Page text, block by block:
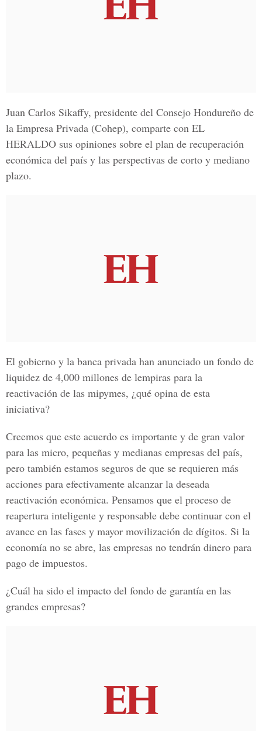
Juan Carlos Sikaffy, presidente del Consejo Hondureño de
la Empresa Privada (Cohep), comparte con EL
HERALDO sus opiniones sobre el plan de recuperación
económica del país y las perspectivas de corto y mediano
plazo.
El gobierno y la banca privada han anunciado un fondo de
liquidez de 4,000 millones de lempiras para la
reactivación de las mipymes, ¿qué opina de esta
iniciativa?
Creemos que este acuerdo es importante y de gran valor
para las micro, pequeñas y medianas empresas del país,
pero también estamos seguros de que se requieren más
acciones para efectivamente alcanzar la deseada
reactivación económica. Pensamos que el proceso de
reapertura inteligente y responsable debe continuar con el
avance en las fases y mayor movilización de dígitos. Si la
economía no se abre, las empresas no tendrán dinero para
pago de impuestos.
¿Cuál ha sido el impacto del fondo de garantía en las
grandes empresas?